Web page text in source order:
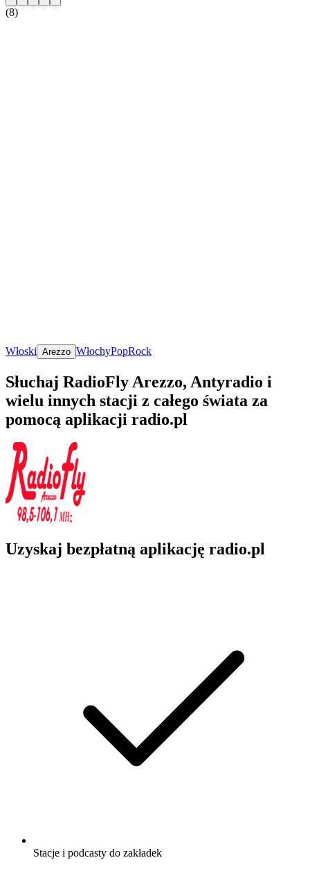
(8)
Włoski Arezzo WłochyPopRock
Słuchaj RadioFly Arezzo, Antyradio i
wielu innych stacji z całego świata za
pomocą aplikacji radio.pl
Uzyskaj bezpłatną aplikację radio.pl
Stacje i podcasty do zakładek